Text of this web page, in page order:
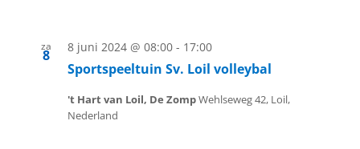
za
8 8 juni 2024 @ 08:00 - 17:00
Sportspeeltuin Sv. Loil volleybal
't Hart van Loil, De ZompWehlseweg 42, Loil,
Nederland